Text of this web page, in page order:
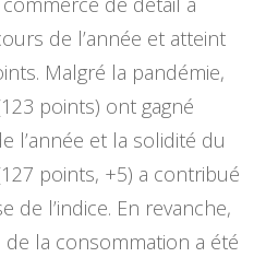
de l’année et atteint
Malgré la pandémie,
points) ont gagné
l’année et la solidité du
points, +5) a contribué
de l’indice. En revanche,
de la consommation a été